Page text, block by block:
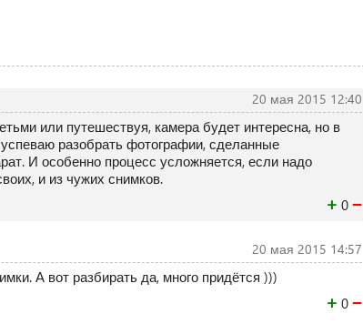
20 мая 2015 12:40
или путешествуя, камера будет интересна, но в
разобрать фотографии, сделанные
И особенно процесс усложняется, если надо
и из чужих снимков.
+ 0 −
20 мая 2015 14:57
А вот разбирать да, много придётся )))
+ 0 −